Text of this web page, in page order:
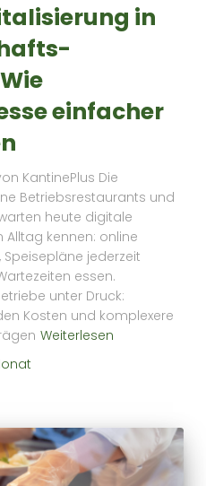
in
einfacher
KantinePlus Die
Betriebsrestaurants und
heute digitale
Alltag kennen: online
jederzeit
essen.
unter Druck:
Kosten und komplexere
Weiterlesen